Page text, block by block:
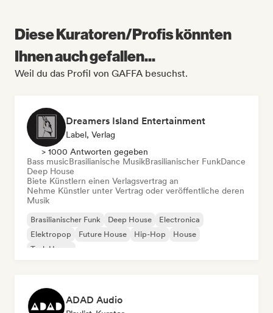
Diese Kuratoren/Profis könnten
Ihnen auch gefallen...
Weil du das Profil von GAFFA besuchst.
Dreamers Island Entertainment
Label, Verlag
> 1000 Antworten gegeben
Bass musicBrasilianische MusikBrasilianischer FunkDance
Deep House
Biete Künstlern einen Verlagsvertrag an
Nehme Künstler unter Vertrag oder veröffentliche deren
Musik
Brasilianischer Funk Deep House
Electronica
Elektropop
Future House Hip-Hop
House
Tech House
ADAD Audio